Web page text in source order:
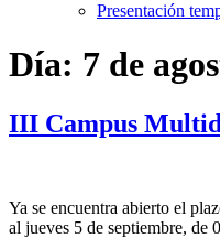
Presentación
Día: 7 de
III Campus
Ya se encuentra abierto el
al jueves 5 de septiembre,